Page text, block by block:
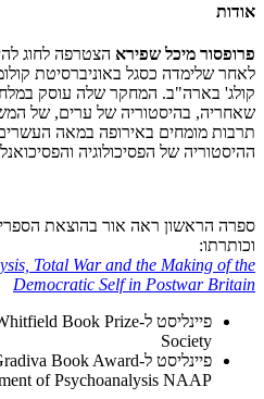
אודות
פרופסור מיכל שפירא הצטרפה לחוג
לאחר שלימדה כסגל באוניברסיטת
קולג' בארה"ב. המחקר שלה עוסק
שאחריה, בהיסטוריה של ערים, של
תרבות מומחים באירופה במאה
ההיסטוריה של הפסיכולוגיה
ספרה הראשון ראה אור בהוצאת
וכותרתו:
Total War and the Making of the
Democratic Self in Postwar Britain
Society
of Psychoanalysis NAAP